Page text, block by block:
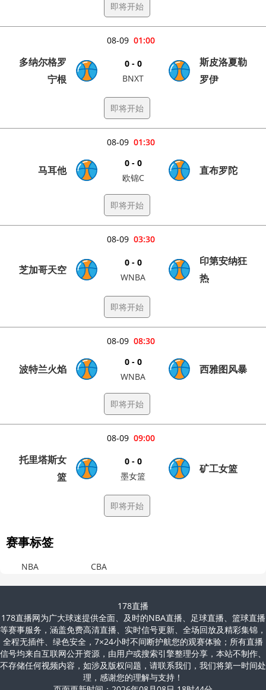
即将开始
01:00
08-09
多纳尔格罗
宁根
0 - 0
BNXT
斯皮洛夏勒
罗伊
即将开始
01:30
08-09
马耳他
0 - 0
欧锦C
直布罗陀
即将开始
03:30
08-09
芝加哥天空
0 - 0
WNBA
印第安纳狂
热
即将开始
08:30
08-09
波特兰火焰
0 - 0
WNBA
西雅图风暴
即将开始
09:00
08-09
托里塔斯女
篮
0 - 0
墨女篮
矿工女篮
即将开始
赛事标签
NBA CBA
178直播
178直播网为广大球迷提供全面、及时的NBA直播、足球直播、篮球直播
等赛事服务，涵盖免费高清直播、实时信号更新、全场回放及精彩集锦，
全程无插件、绿色安全，7×24小时不间断护航您的观赛体验；所有直播
信号均来自互联网公开资源，由用户或搜索引擎整理分享，本站不制作、
不存储任何视频内容，如涉及版权问题，请联系我们，我们将第一时间处
理，感谢您的理解与支持！